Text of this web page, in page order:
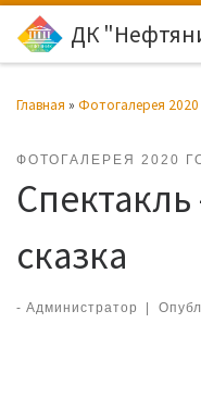
Перейти к содержимому
ДК
Главная » Фотогалерея 2020
ФОТОГАЛЕРЕЯ 2020
сказка
- Администратор